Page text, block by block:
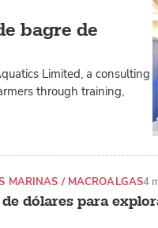
bagre de
Limited, a consulting
through training,
dólares para
MARINAS / MACROALGAS4